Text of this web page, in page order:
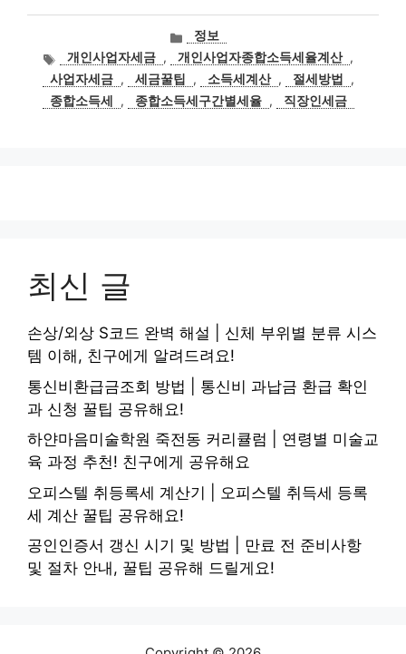
카
테
고
리
정보
태
그
개인사업자세금 , 개인사업자종합소득세율계산 ,
사업자세금 , 세금꿀팁 , 소득세계산 , 절세방법
,
종합소득세
, 종합소득세구간별세율 , 직장인세금
최신 글
손상/외상 S코드 완벽 해설 | 신체 부위별 분류 시스
템 이해, 친구에게 알려드려요!
통신비환급금조회 방법 | 통신비 과납금 환급 확인
과 신청 꿀팁 공유해요!
하얀마음미술학원 죽전동 커리큘럼 | 연령별 미술교
육 과정 추천! 친구에게 공유해요
오피스텔 취등록세 계산기 | 오피스텔 취득세 등록
세 계산 꿀팁 공유해요!
공인인증서 갱신 시기 및 방법 | 만료 전 준비사항
및 절차 안내, 꿀팁 공유해 드릴게요!